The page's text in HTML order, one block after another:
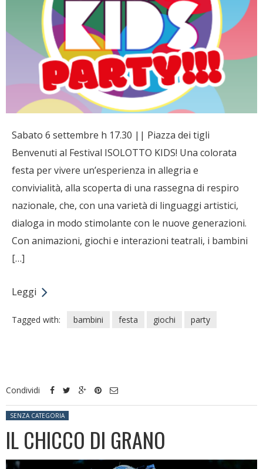
Sabato 6 settembre h 17.30 || Piazza dei tigli
Benvenuti al Festival ISOLOTTO KIDS! Una colorata
festa per vivere un’esperienza in allegria e
convivialità, alla scoperta di una rassegna di respiro
nazionale, che, con una varietà di linguaggi artistici,
dialoga in modo stimolante con le nuove generazioni.
Con animazioni, giochi e interazioni teatrali, i bambini
[…]
Leggi
Tagged with: bambini festa giochi party
Condividi
Posted in:
SENZA CATEGORIA
IL CHICCO DI GRANO